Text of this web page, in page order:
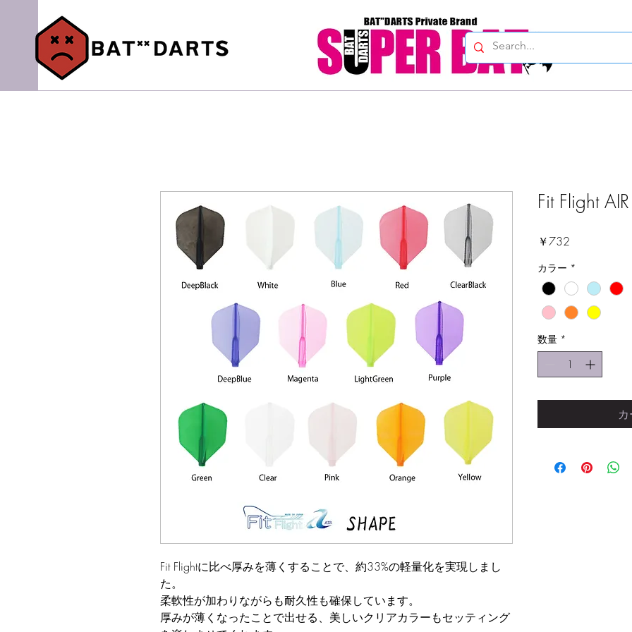
Fit Flightに比べ厚みを薄くすることで、約33%の軽量化を実現しまし
た。
柔軟性が加わりながらも耐久性も確保しています。
厚みが薄くなったことで出せる、美しいクリアカラーもセッティング
Fit Flight
￥732
カラー *
数量 *